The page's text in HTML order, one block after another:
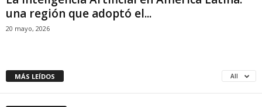
una región que adoptó el...
20 mayo, 2026
MÁS LEÍDOS All